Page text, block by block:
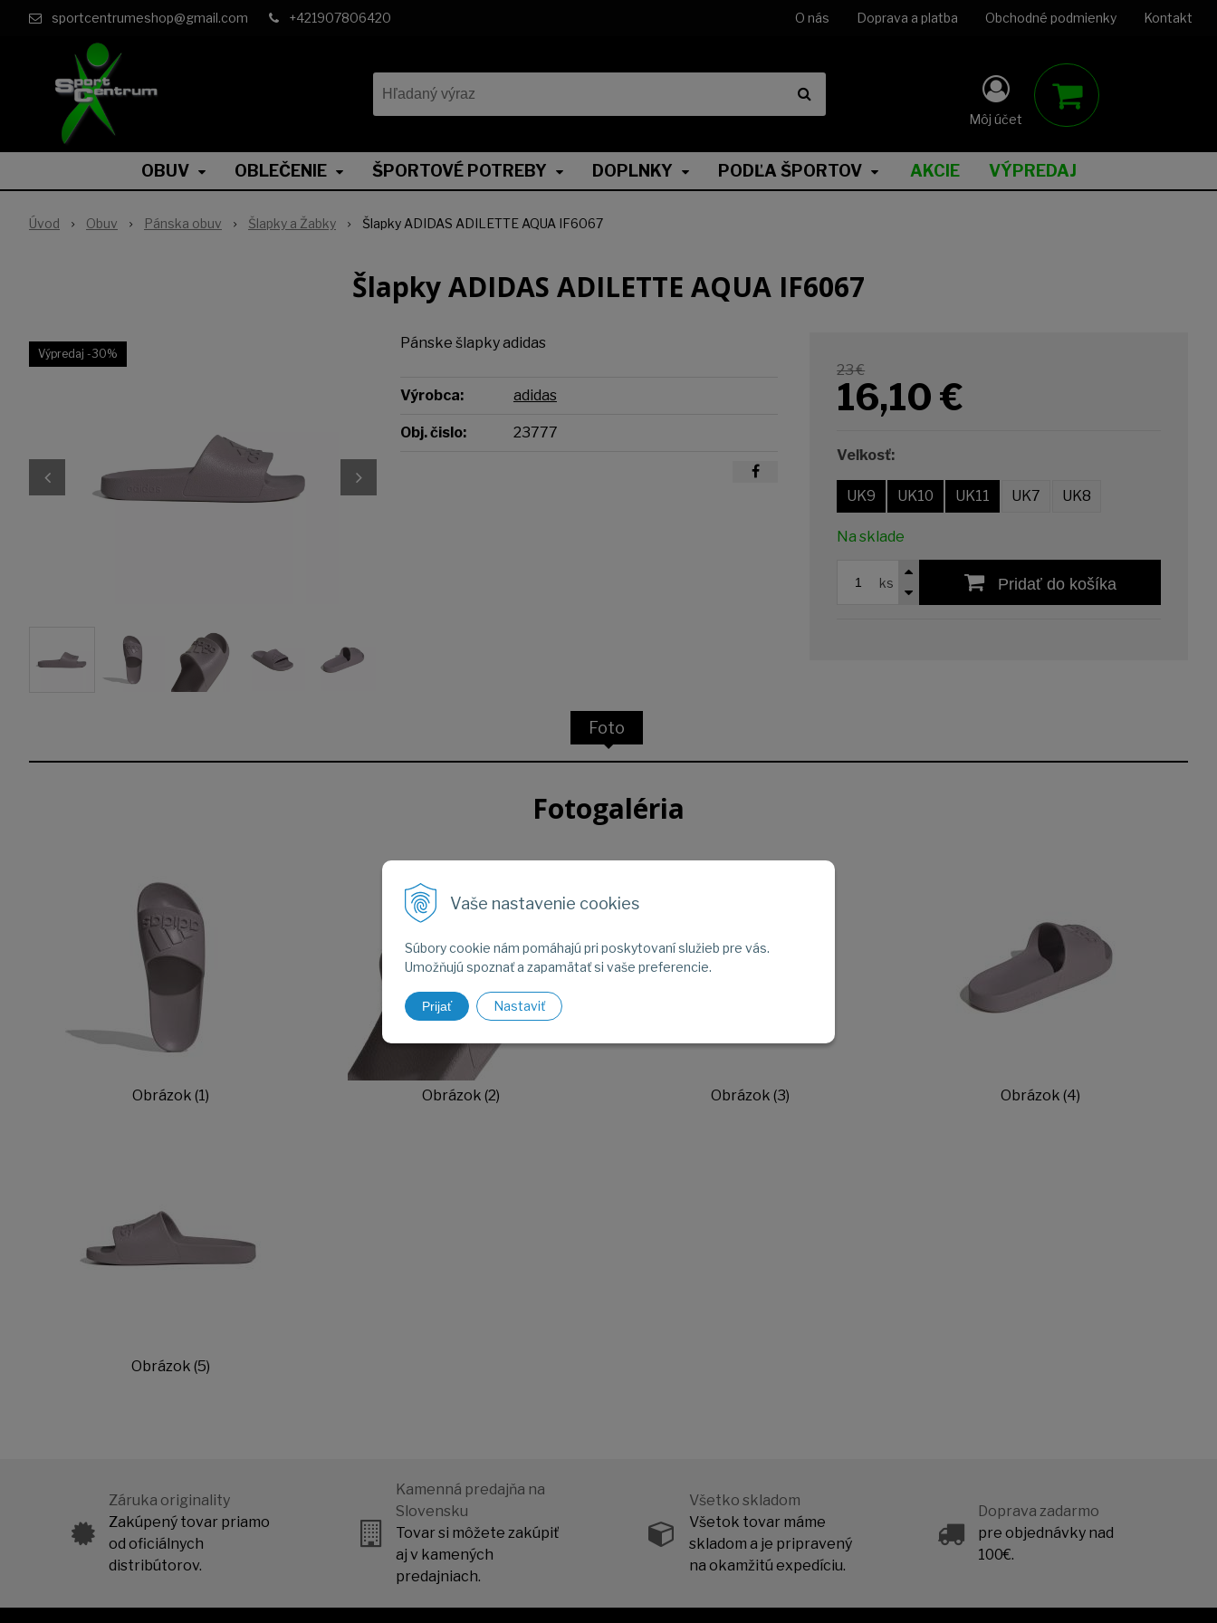
Vaše nastavenie cookies
Súbory cookie nám pomáhajú pri poskytovaní služieb pre vás.
Umožňujú spoznať a zapamätať si vaše preferencie.
Prijať Nastaviť
sportcentrumeshop@gmail.com +421907806420 O nás Doprava a platba Obchodné podmienky Kontakt
Môj účet
OBUV OBLEČENIE ŠPORTOVÉ POTREBY DOPLNKY PODĽA ŠPORTOV AKCIE VÝPREDAJ
Úvod Obuv Pánska obuv Šlapky a Žabky Šlapky ADIDAS ADILETTE AQUA IF6067
Šlapky ADIDAS ADILETTE AQUA IF6067
Výpredaj -30%
23 €
16,10 €
Veľkosť:
UK9 UK10 UK11 UK7 UK8
Na sklade
ks Pridať do košíka
Pánske šlapky adidas
Výrobca: adidas
Obj. čislo: 23777
Foto
Fotogaléria
Obrázok (1) Obrázok (2) Obrázok (3) Obrázok (4)
Obrázok (5)
Záruka originality
Zakúpený tovar priamo
od oficiálnych
distribútorov.
Kamenná predajňa na
Slovensku
Tovar si môžete zakúpiť
aj v kamených
predajniach.
Všetko skladom
Všetok tovar máme
skladom a je pripravený
na okamžitú expedíciu.
Doprava zadarmo
pre objednávky nad
100€.